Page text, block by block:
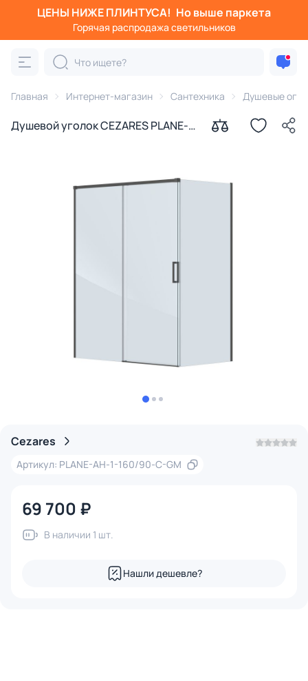
ЦЕНЫ НИЖЕ ПЛИНТУСА! Но выше паркета
Горячая распродажа светильников
Главная Интернет-магазин Сантехника Душевые
Душевой уголок CEZARES PLANE-
Cezares
Артикул: PLANE-AH-1-160/90-C-GM
69 700 ₽
В наличии 1 шт.
Нашли дешевле?